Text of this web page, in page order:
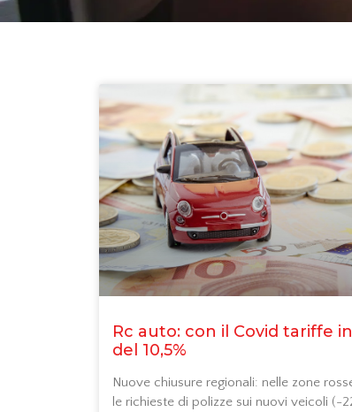
Rc auto: con il Covid tariffe
del 10,5%
Nuove chiusure regionali: nelle zone
le richieste di polizze sui nuovi veicoli (-